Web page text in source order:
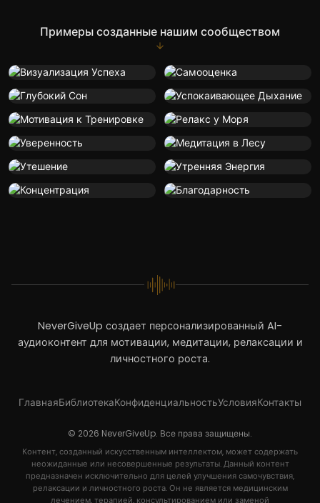
Примеры созданные нашим сообществом
NeverGiveUp создает персонализированный AI-
аудиоконтент для мотивации, медитации, релаксации и
личностного роста.
ГлавнаяБиблиотекаКонфиденциальностьУсловияКонтакты
© 2026 NeverGiveUp. Все права защищены.
Контент, созданный искусственным интеллектом, может содержать
неожиданные или несовершенные результаты. Данный контент
предназначен исключительно для целей улучшения самочувствия,
релаксации и личностного роста. Он не является медицинским
лечением, терапией, консультированием или заменой